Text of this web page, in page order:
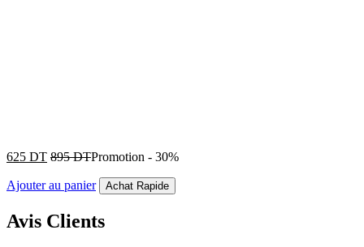
625 DT 895DTPromotion - 30%
Ajouter au panier Achat Rapide
Avis Clients